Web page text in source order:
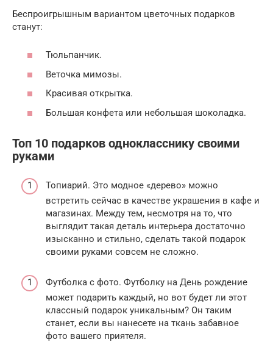
Беспроигрышным вариантом цветочных подарков
станут:
Тюльпанчик.
Веточка мимозы.
Красивая открытка.
Большая конфета или небольшая шоколадка.
Топ 10 подарков однокласснику своими
руками
Топиарий. Это модное «дерево» можно
встретить сейчас в качестве украшения в кафе и
магазинах. Между тем, несмотря на то, что
выглядит такая деталь интерьера достаточно
изысканно и стильно, сделать такой подарок
своими руками совсем не сложно.
Футболка с фото. Футболку на День рождение
может подарить каждый, но вот будет ли этот
классный подарок уникальным? Он таким
станет, если вы нанесете на ткань забавное
фото вашего приятеля.